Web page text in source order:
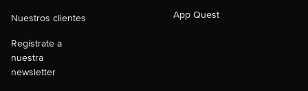
Nuestros clientes
Regístrate a
nuestra
newsletter
App Quest